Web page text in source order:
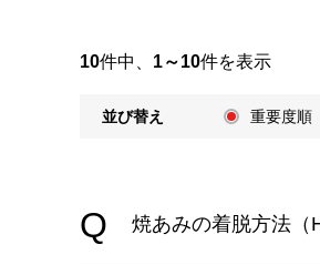
10件中、 1～10件を表示
並び替え 重要度順
焼あみの着脱方法（